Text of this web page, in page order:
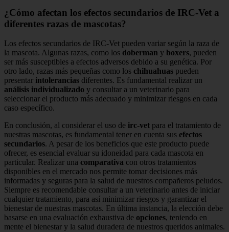
¿Cómo afectan los efectos secundarios de IRC-Vet a
diferentes razas de mascotas?
Los efectos secundarios de IRC-Vet pueden variar según la raza de
la mascota. Algunas razas, como los doberman y boxers, pueden
ser más susceptibles a efectos adversos debido a su genética. Por
otro lado, razas más pequeñas como los chihuahuas pueden
presentar intolerancias diferentes. Es fundamental realizar un
análisis individualizado y consultar a un veterinario para
seleccionar el producto más adecuado y minimizar riesgos en cada
caso específico.
En conclusión, al considerar el uso de irc-vet para el tratamiento de
nuestras mascotas, es fundamental tener en cuenta sus efectos
secundarios. A pesar de los beneficios que este producto puede
ofrecer, es esencial evaluar su idoneidad para cada mascota en
particular. Realizar una comparativa con otros tratamientos
disponibles en el mercado nos permite tomar decisiones más
informadas y seguras para la salud de nuestros compañeros peludos.
Siempre es recomendable consultar a un veterinario antes de iniciar
cualquier tratamiento, para así minimizar riesgos y garantizar el
bienestar de nuestras mascotas. En última instancia, la elección debe
basarse en una evaluación exhaustiva de opciones, teniendo en
mente el bienestar y la salud duradera de nuestros queridos animales.